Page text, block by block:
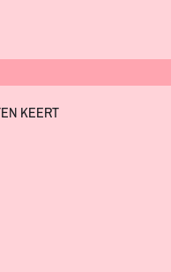
KEERT